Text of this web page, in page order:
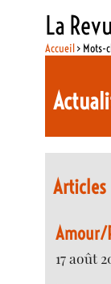
La
Accueil> Mots-
Articles
Amour/
17 août